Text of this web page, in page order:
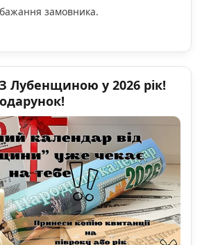
замовника.
Лубенщиною у 2026 рік!